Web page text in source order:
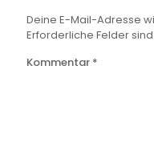
Deine E-Mail-Adresse
Erforderliche Felder
Kommentar *